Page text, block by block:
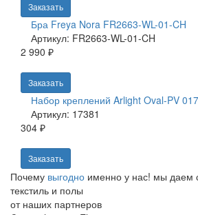
Заказать
Бра Freya Nora FR2663-WL-01-CH
Артикул: FR2663-WL-01-CH
2 990 ₽
Заказать
Набор креплений Arlight Oval-PV
Артикул: 17381
304 ₽
Заказать
Почему выгодно именно у нас! мы даем
текстиль и полы
от наших партнеров